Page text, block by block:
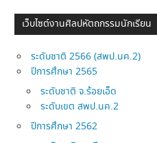
เว็บไซต์งานศิลปหัตถกรรมนักเรียน
ระดับชาติ 2566 (สพป.นค.2)
ปีการศึกษา 2565
ระดับชาติ จ.ร้อยเอ็ด
ระดับเขต สพป.นค.2
ปีการศึกษา 2562